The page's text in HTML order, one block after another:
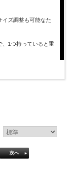
イズ調整も可能なた
、1つ持っていると重
次へ